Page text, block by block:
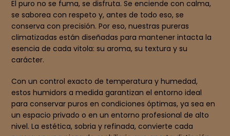
El puro no se fuma, se disfruta. Se enciende con calma,
se saborea con respeto y, antes de todo eso, se
conserva con precisión. Por eso, nuestras pureras
climatizadas están diseñadas para mantener intacta la
esencia de cada vitola: su aroma, su textura y su
carácter.
Con un control exacto de temperatura y humedad,
estos humidors a medida garantizan el entorno ideal
para conservar puros en condiciones óptimas, ya sea en
un espacio privado o en un entorno profesional de alto
nivel. La estética, sobria y refinada, convierte cada